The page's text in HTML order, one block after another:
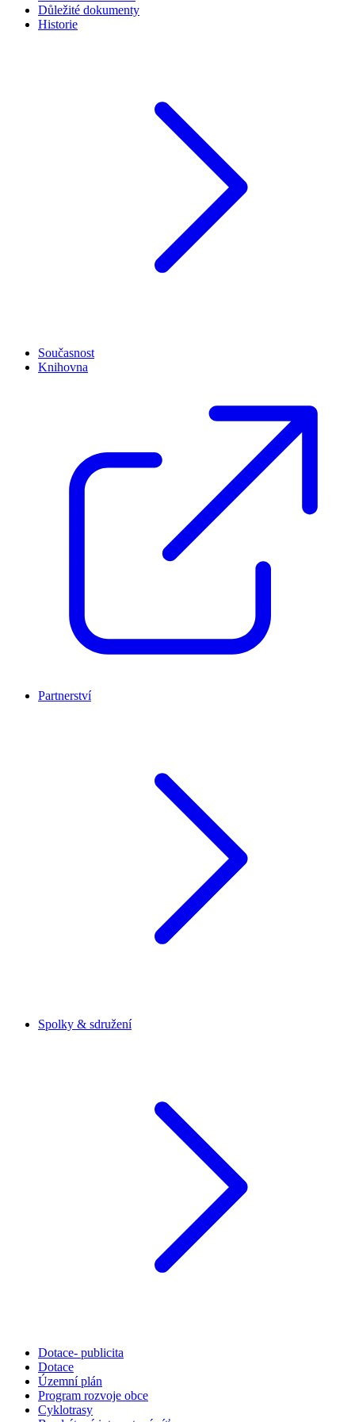
Důležité dokumenty
Historie
Současnost
Knihovna
Partnerství
Spolky & sdružení
Dotace- publicita
Dotace
Územní plán
Program rozvoje obce
Cyklotrasy